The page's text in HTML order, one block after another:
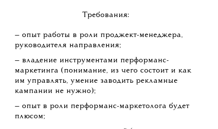
Требования:
— опыт работы в роли проджект-менеджера,
руководителя направления;
— владение инструментами перформанс-
маркетинга (понимание, из чего состоит и как
им управлять, умение заводить рекламные
кампании не нужно);
— опыт в роли перформанс-маркетолога будет
плюсом;